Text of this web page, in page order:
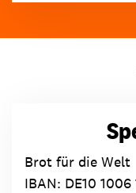
Brot für die Welt
IBAN: DE10